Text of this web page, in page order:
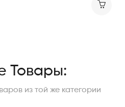
Товары:
из той же категории